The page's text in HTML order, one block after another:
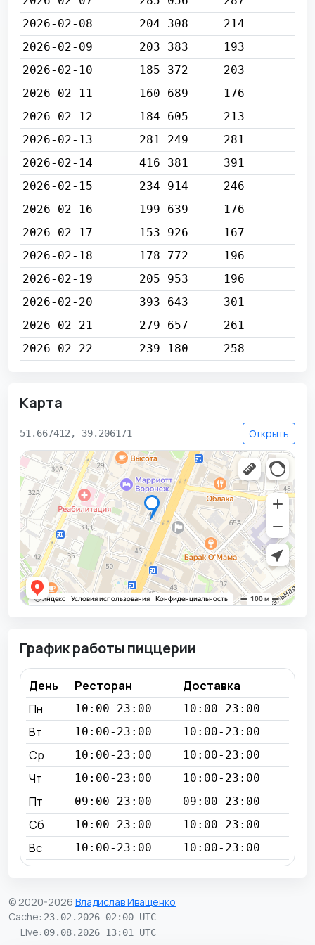
2026-02-08
204 308
214
2026-02-09
203 383
193
2026-02-10
185 372
203
2026-02-11
160 689
176
2026-02-12
184 605
213
2026-02-13
281 249
281
2026-02-14
416 381
391
2026-02-15
234 914
246
2026-02-16
199 639
176
2026-02-17
153 926
167
2026-02-18
178 772
196
2026-02-19
205 953
196
2026-02-20
393 643
301
2026-02-21
279 657
261
2026-02-22
239 180 258
Карта
51.667412, 39.206171 Открыть
График работы пиццерии
День Ресторан
Доставка
Пн
10:00-23:00 10:00-23:00
Вт 10:00-23:00 10:00-23:00
Ср 10:00-23:00 10:00-23:00
Чт 10:00-23:00 10:00-23:00
Пт 09:00-23:00 09:00-23:00
Сб 10:00-23:00 10:00-23:00
Вс 10:00-23:00 10:00-23:00
© 2020-2026 Владислав Иващенко
Cache: 23.02.2026 02:00 UTC
Live: 09.08.2026 13:01 UTC